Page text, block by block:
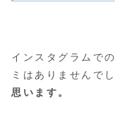
インスタグラムで
ミはありませんでし
思います。